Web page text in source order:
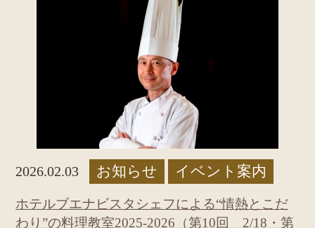
2026.02.03 お知らせ イベント案内
ホテルブエナビスタシェフによる“情熱とこだ
わり”の料理教室2025-2026（第10回 2/18・第